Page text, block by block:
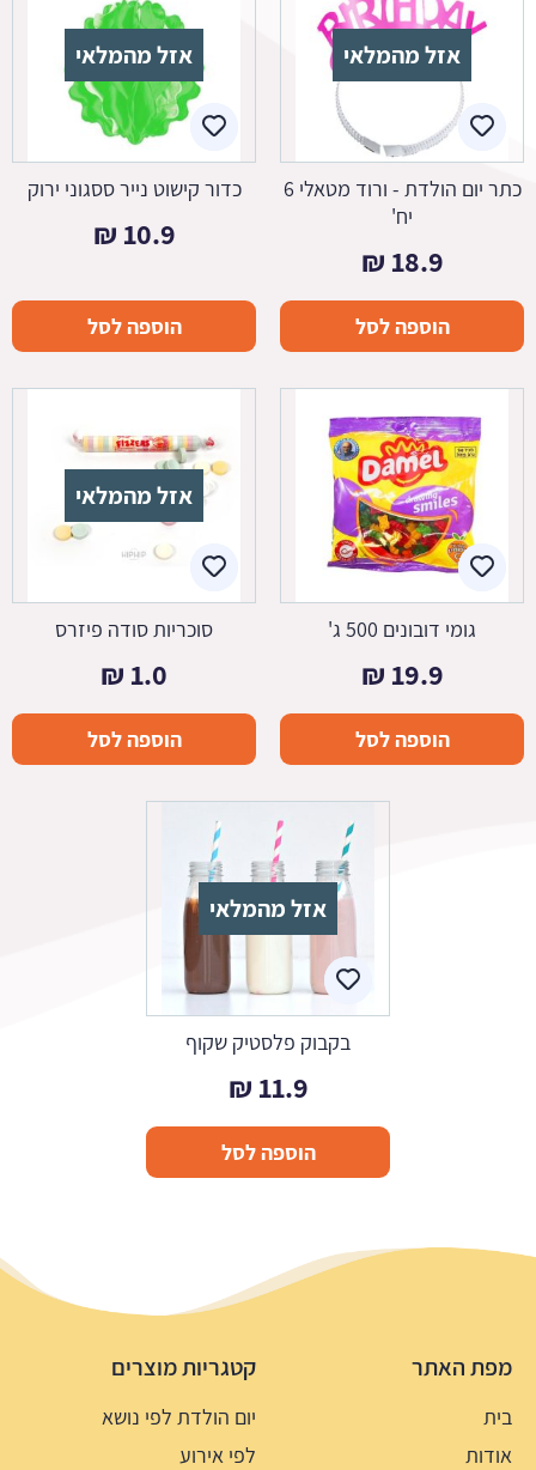
אזל מהמלאי
כתר יום הולדת - ורוד מטאלי 6
יח'
18.9
₪
הוספה לסל
אזל מהמלאי
כדור קישוט נייר ססגוני ירוק
10.9
₪
הוספה לסל
גומי דובונים 500 ג'
19.9
₪
הוספה לסל
אזל מהמלאי
סוכריות סודה פיזרס
1.0
₪
הוספה לסל
אזל מהמלאי
בקבוק פלסטיק שקוף
11.9
₪
הוספה לסל
מפת האתר
בית
אודות
קטגריות מוצרים
יום הולדת לפי נושא
לפי אירוע